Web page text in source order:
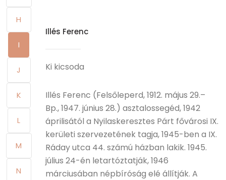
H
I
J
K
L
M
N
Illés Ferenc
Ki kicsoda
Illés Ferenc (Felsőleperd, 1912. május 29.–
Bp., 1947. június 28.) asztalossegéd, 1942
áprilisától a Nyilaskeresztes Párt fővárosi IX.
kerületi szervezetének tagja, 1945-ben a IX.
Ráday utca 44. számú házban lakik. 1945.
július 24-én letartóztatják, 1946
márciusában népbíróság elé állítják. A